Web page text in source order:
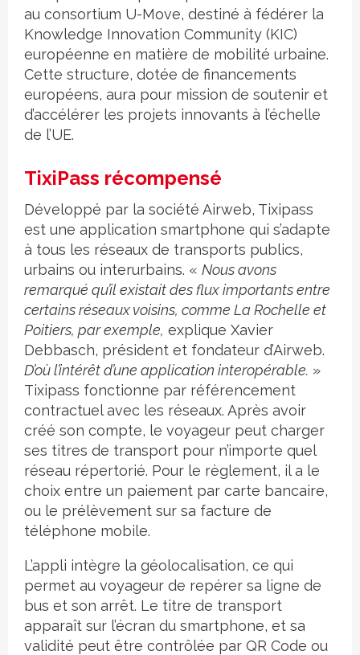
au consortium U-Move, destiné à fédérer la
Knowledge Innovation Community (KIC)
européenne en matière de mobilité urbaine.
Cette structure, dotée de financements
européens, aura pour mission de soutenir et
d’accélérer les projets innovants à l’échelle
de l’UE.
TixiPass récompensé
Développé par la société Airweb, Tixipass
est une application smartphone qui s’adapte
à tous les réseaux de transports publics,
urbains ou interurbains. « Nous avons
remarqué qu’il existait des flux importants entre
certains réseaux voisins, comme La Rochelle et
Poitiers, par exemple, explique Xavier
Debbasch, président et fondateur d’Airweb.
D’où l’intérêt d’une application interopérable. »
Tixipass fonctionne par référencement
contractuel avec les réseaux. Après avoir
créé son compte, le voyageur peut charger
ses titres de transport pour n’importe quel
réseau répertorié. Pour le règlement, il a le
choix entre un paiement par carte bancaire,
ou le prélèvement sur sa facture de
téléphone mobile.
L’appli intègre la géolocalisation, ce qui
permet au voyageur de repérer sa ligne de
bus et son arrêt. Le titre de transport
apparaît sur l’écran du smartphone, et sa
validité peut être contrôlée par QR Code ou